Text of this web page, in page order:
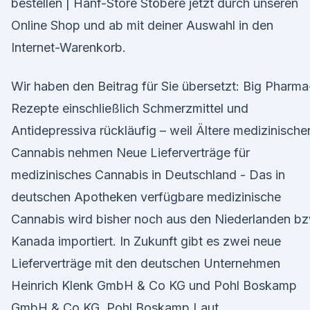
bestellen | Hanf-Store Stöbere jetzt durch unseren
Online Shop und ab mit deiner Auswahl in den
Internet-Warenkorb.
Wir haben den Beitrag für Sie übersetzt: Big
Rezepte einschließlich Schmerzmittel und
Antidepressiva rückläufig – weil Ältere
Cannabis nehmen Neue Lieferverträge für
medizinisches Cannabis in Deutschland - Das in
deutschen Apotheken verfügbare medizinische
Cannabis wird bisher noch aus den Niederlanden
Kanada importiert. In Zukunft gibt es zwei neue
Lieferverträge mit den deutschen Unternehmen
Heinrich Klenk GmbH & Co KG und Pohl Boskamp